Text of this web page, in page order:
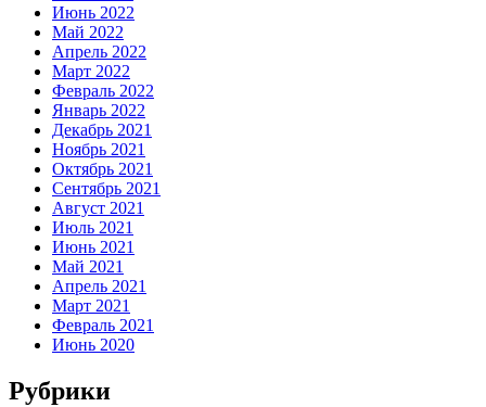
Июнь 2022
Май 2022
Апрель 2022
Март 2022
Февраль 2022
Январь 2022
Декабрь 2021
Ноябрь 2021
Октябрь 2021
Сентябрь 2021
Август 2021
Июль 2021
Июнь 2021
Май 2021
Апрель 2021
Март 2021
Февраль 2021
Июнь 2020
Рубрики